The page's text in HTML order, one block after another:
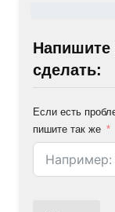
Напишите
сделать:
Если есть
пишите так же